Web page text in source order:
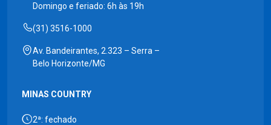
Domingo e feriado: 6h às 19h
(31) 3516-1000
Av. Bandeirantes, 2.323 – Serra –
Belo Horizonte/MG
MINAS COUNTRY
2ª: fechado